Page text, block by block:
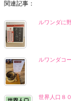
関連記事：
ルワンダに
ルワンダコ
世界人口８